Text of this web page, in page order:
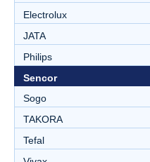
Electrolux
JATA
Philips
Sencor
Sogo
TAKORA
Tefal